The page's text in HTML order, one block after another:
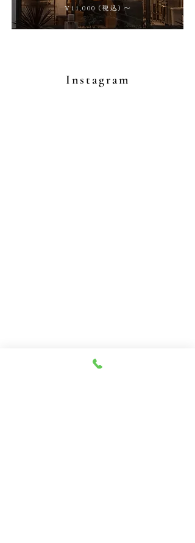
¥11,000 （税込）～
Instagram